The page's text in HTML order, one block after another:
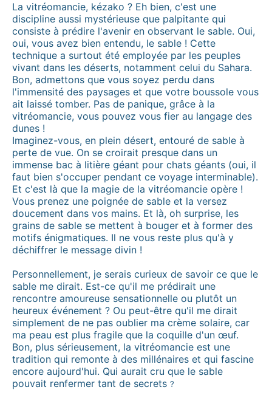
La vitréomancie, kézako ? Eh bien, c'est une
discipline aussi mystérieuse que palpitante qui
consiste à prédire l'avenir en observant le sable. Oui,
oui, vous avez bien entendu, le sable ! Cette
technique a surtout été employée par les peuples
vivant dans les déserts, notamment celui du Sahara.
Bon, admettons que vous soyez perdu dans
l'immensité des paysages et que votre boussole vous
ait laissé tomber. Pas de panique, grâce à la
vitréomancie, vous pouvez vous fier au langage des
dunes !
Imaginez-vous, en plein désert, entouré de sable à
perte de vue. On se croirait presque dans un
immense bac à litière géant pour chats géants (oui, il
faut bien s'occuper pendant ce voyage interminable).
Et c'est là que la magie de la vitréomancie opère !
Vous prenez une poignée de sable et la versez
doucement dans vos mains. Et là, oh surprise, les
grains de sable se mettent à bouger et à former des
motifs énigmatiques. Il ne vous reste plus qu'à y
déchiffrer le message divin !
Personnellement, je serais curieux de savoir ce que le
sable me dirait. Est-ce qu'il me prédirait une
rencontre amoureuse sensationnelle ou plutôt un
heureux événement ? Ou peut-être qu'il me dirait
simplement de ne pas oublier ma crème solaire, car
ma peau est plus fragile que la coquille d'un œuf.
Bon, plus sérieusement, la vitréomancie est une
tradition qui remonte à des millénaires et qui fascine
encore aujourd'hui. Qui aurait cru que le sable
pouvait renfermer tant de secrets ?